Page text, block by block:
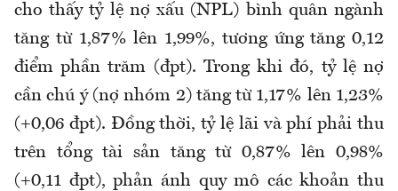
cho thấy tỷ lệ nợ xấu (NPL) bình quân ngành
tăng từ 1,87% lên 1,99%, tương ứng tăng 0,12
điểm phần trăm (đpt). Trong khi đó, tỷ lệ nợ
cần chú ý (nợ nhóm 2) tăng từ 1,17% lên 1,23%
(+0,06 đpt). Đồng thời, tỷ lệ lãi và phí phải thu
trên tổng tài sản tăng từ 0,87% lên 0,98%
(+0,11 đpt), phản ánh quy mô các khoản thu